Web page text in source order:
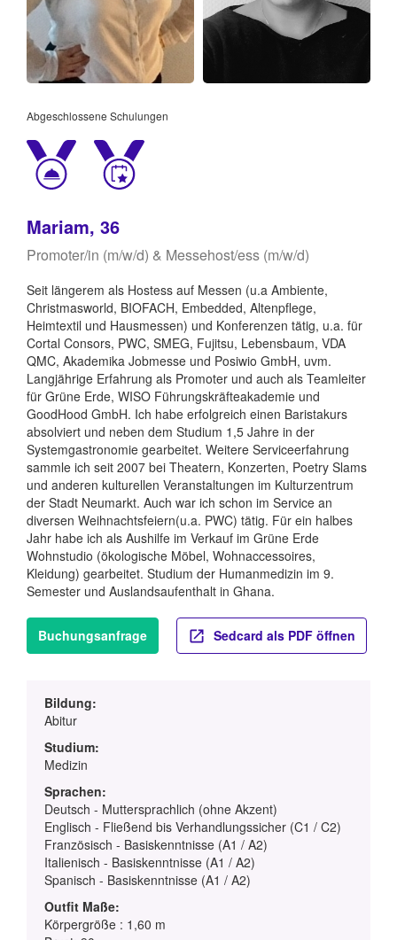
Abgeschlossene Schulungen
Mariam, 36
Promoter/in (m/w/d) & Messehost/ess (m/w/d)
Seit längerem als Hostess auf Messen (u.a Ambiente,
Christmasworld, BIOFACH, Embedded, Altenpflege,
Heimtextil und Hausmessen) und Konferenzen tätig, u.a. für
Cortal Consors, PWC, SMEG, Fujitsu, Lebensbaum, VDA
QMC, Akademika Jobmesse und Posiwio GmbH, uvm.
Langjährige Erfahrung als Promoter und auch als Teamleiter
für Grüne Erde, WISO Führungskräfteakademie und
GoodHood GmbH. Ich habe erfolgreich einen Baristakurs
absolviert und neben dem Studium 1,5 Jahre in der
Systemgastronomie gearbeitet. Weitere Serviceerfahrung
sammle ich seit 2007 bei Theatern, Konzerten, Poetry Slams
und anderen kulturellen Veranstaltungen im Kulturzentrum
der Stadt Neumarkt. Auch war ich schon im Service an
diversen Weihnachtsfeiern(u.a. PWC) tätig. Für ein halbes
Jahr habe ich als Aushilfe im Verkauf im Grüne Erde
Wohnstudio (ökologische Möbel, Wohnaccessoires,
Kleidung) gearbeitet. Studium der Humanmedizin im 9.
Semester und Auslandsaufenthalt in Ghana.
Buchungsanfrage Sedcard als PDF öffnen
Bildung:
Abitur
Studium:
Medizin
Sprachen:
Deutsch - Muttersprachlich (ohne Akzent)
Englisch - Fließend bis Verhandlungssicher (C1 / C2)
Französisch - Basiskenntnisse (A1 / A2)
Italienisch - Basiskenntnisse (A1 / A2)
Spanisch - Basiskenntnisse (A1 / A2)
Outfit Maße:
Körpergröße : 1,60 m